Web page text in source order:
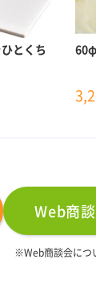
とくち
Web商
※Web商談会につ